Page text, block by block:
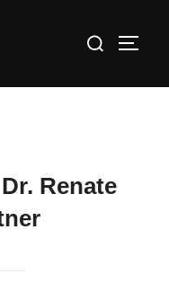
nach:
Dr. Renate